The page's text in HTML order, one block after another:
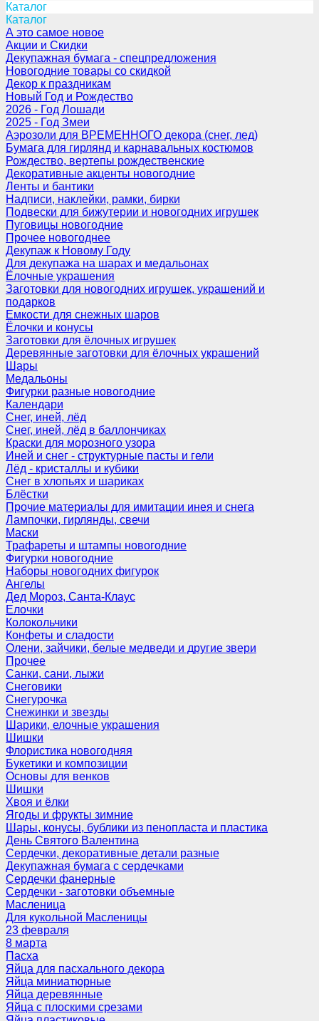
Каталог
Каталог
А это самое новое
Акции и Скидки
Декупажная бумага - спецпредложения
Новогодние товары со скидкой
Декор к праздникам
Новый Год и Рождество
2026 - Год Лошади
2025 - Год Змеи
Аэрозоли для ВРЕМЕННОГО декора (снег, лед)
Бумага для гирлянд и карнавальных костюмов
Рождество, вертепы рождественские
Декоративные акценты новогодние
Ленты и бантики
Надписи, наклейки, рамки, бирки
Подвески для бижутерии и новогодних игрушек
Пуговицы новогодние
Прочее новогоднее
Декупаж к Новому Году
Для декупажа на шарах и медальонах
Ёлочные украшения
Заготовки для новогодних игрушек, украшений и
подарков
Емкости для снежных шаров
Ёлочки и конусы
Заготовки для ёлочных игрушек
Деревянные заготовки для ёлочных украшений
Шары
Медальоны
Фигурки разные новогодние
Календари
Снег, иней, лёд
Снег, иней, лёд в баллончиках
Краски для морозного узора
Иней и снег - структурные пасты и гели
Лёд - кристаллы и кубики
Снег в хлопьях и шариках
Блёстки
Прочие материалы для имитации инея и снега
Лампочки, гирлянды, свечи
Маски
Трафареты и штампы новогодние
Фигурки новогодние
Наборы новогодних фигурок
Ангелы
Дед Мороз, Санта-Клаус
Елочки
Колокольчики
Конфеты и сладости
Олени, зайчики, белые медведи и другие звери
Прочее
Санки, сани, лыжи
Снеговики
Снегурочка
Снежинки и звезды
Шарики, елочные украшения
Шишки
Флористика новогодняя
Букетики и композиции
Основы для венков
Шишки
Хвоя и ёлки
Ягоды и фрукты зимние
Шары, конусы, бублики из пенопласта и пластика
День Святого Валентина
Сердечки, декоративные детали разные
Декупажная бумага с сердечками
Сердечки фанерные
Сердечки - заготовки объемные
Масленица
Для кукольной Масленицы
23 февраля
8 марта
Пасха
Яйца для пасхального декора
Яйца миниатюрные
Яйца деревянные
Яйца с плоскими срезами